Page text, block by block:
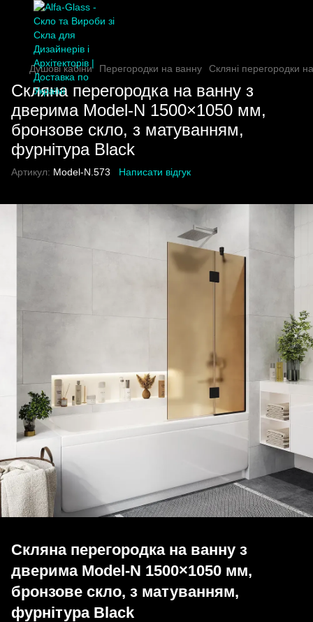
Душові кабіни Перегородки на ванну Скляні перегородки
Скляна перегородка на ванну з
дверима Model-N 1500×1050 мм,
бронзове скло, з матуванням,
фурнітура Black
Артикул: Model-N.573 Написати відгук
Скляна перегородка на ванну з
дверима Model-N 1500×1050 мм,
бронзове скло, з матуванням,
фурнітура Black